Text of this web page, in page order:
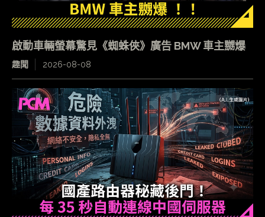
啟動車輛螢幕驚見《蜘蛛俠》廣告 BMW 車主嬲爆
趣聞 2026-08-08